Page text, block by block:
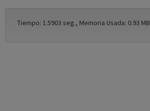
Tiempo: 1.5903 seg., Memoria Usada: 0.93 MB